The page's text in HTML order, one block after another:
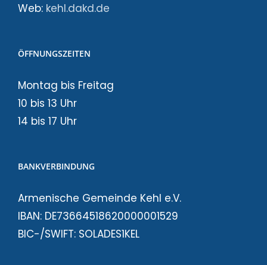
Web: kehl.dakd.de
ÖFFNUNGSZEITEN
Montag bis Freitag
10 bis 13 Uhr
14 bis 17 Uhr
BANKVERBINDUNG
Armenische Gemeinde Kehl e.V.
IBAN: DE73664518620000001529
BIC-/SWIFT: SOLADES1KEL